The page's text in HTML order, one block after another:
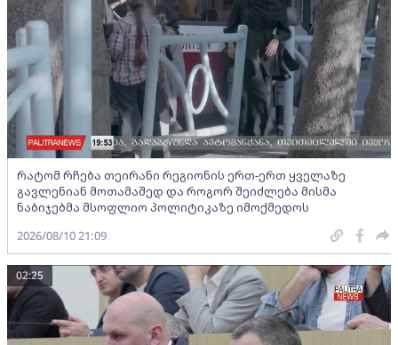
რატომ რჩება თეირანი რეგიონის ერთ-ერთ ყველაზე
გავლენიან მოთამაშედ და როგორ შეიძლება მისმა
ნაბიჯებმა მსოფლიო პოლიტიკაზე იმოქმედოს
2026/08/10 21:09
02:25